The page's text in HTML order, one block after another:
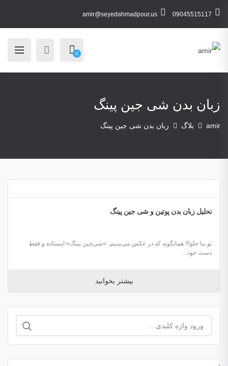
09045515117
amir@seyedahmadpour.us
0
زبان بدن شی جین پینگ
amir بلاگ زبان بدن شی جین پینگ
تحلیل زبان بدن پوتین و شی جین پینگ
تو بیا جلو!!! همانگونه که در عکس می‌بینیم، «شی‌جین پینگ» ایستاده و فقط
دست خود...
بیشتر بخوانید
جستجو